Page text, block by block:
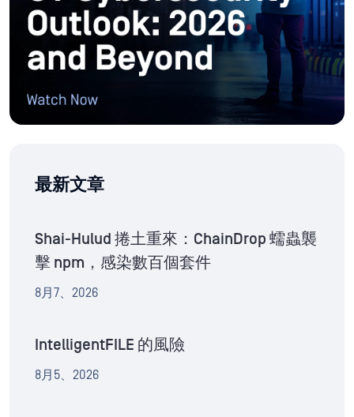
最新文章
Shai-Hulud 捲土重來：ChainDrop 蠕蟲襲
擊 npm，感染數百個套件
8月7、2026
IntelligentFILE 的風險
8月5、2026